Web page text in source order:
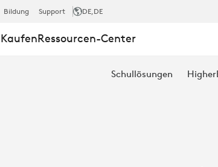
Bildung Support DE,DE
KaufenRessourcen-Center
Schullösungen